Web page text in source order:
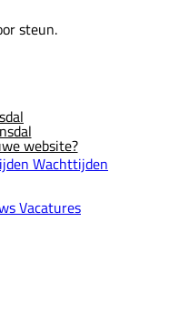
steun.
website?
Wachttijden
Vacatures